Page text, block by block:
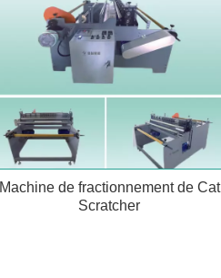
Machine de fractionnement de Cat
Scratcher